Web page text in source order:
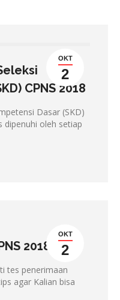
OKT
2
CPNS 2018
Dasar (SKD)
dipenuhi oleh setiap
OKT
2
2018
tes penerimaan
agar Kalian bisa